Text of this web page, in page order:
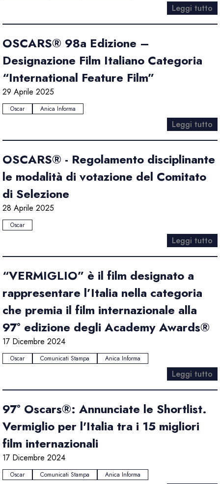
Leggi tutto
OSCARS® 98a Edizione –
Designazione Film Italiano Categoria
“International Feature Film”
29 Aprile 2025
Oscar Anica Informa
Leggi tutto
OSCARS® - Regolamento disciplinante
le modalità di votazione del Comitato
di Selezione
28 Aprile 2025
Oscar
Leggi tutto
“VERMIGLIO” è il film designato a
rappresentare l’Italia nella categoria
che premia il film internazionale alla
97° edizione degli Academy Awards®
17 Dicembre 2024
Oscar Comunicati Stampa Anica Informa
Leggi tutto
97° Oscars®: Annunciate le Shortlist.
Vermiglio per l'Italia tra i 15 migliori
film internazionali
17 Dicembre 2024
Oscar Comunicati Stampa Anica Informa